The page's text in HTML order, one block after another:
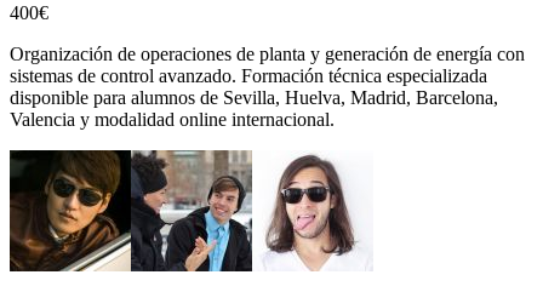
400€
Organización de operaciones de planta y generación de energía con
sistemas de control avanzado. Formación técnica especializada
disponible para alumnos de Sevilla, Huelva, Madrid, Barcelona,
Valencia y modalidad online internacional.